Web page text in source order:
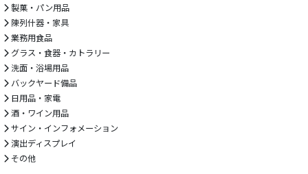
製菓・パン用品
陳列什器・家具
業務用食品
グラス・食器・カトラリー
洗面・浴場用品
バックヤード備品
日用品・家電
酒・ワイン用品
サイン・インフォメーション
演出ディスプレイ
その他